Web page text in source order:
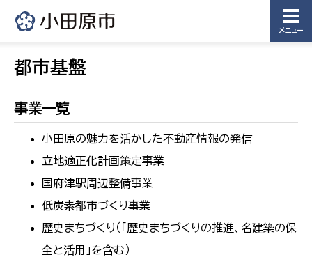
メニュー
都市基盤
事業一覧
小田原の魅力を活かした不動産情報の発信
立地適正化計画策定事業
国府津駅周辺整備事業
低炭素都市づくり事業
歴史まちづくり（「歴史まちづくりの推進、名建築の保
全と活用」を含む）